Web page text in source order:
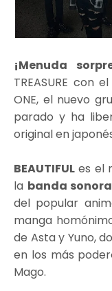
¡Menuda
TREASURE con
ONE, el nuevo
parado y ha
original en
BEAUTIFUL es el
la banda
del popular
manga
de Asta y Yuno,
en los más
Mago.